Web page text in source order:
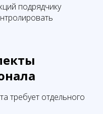
подрядчику
требует отдельного